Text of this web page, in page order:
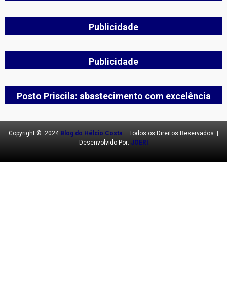
Publicidade
Publicidade
Posto Priscila: abastecimento com excelência
Copyright © 2024 Blog do Hélcio Costa – Todos os Direitos Reservados. |
Desenvolvido Por: JOERI